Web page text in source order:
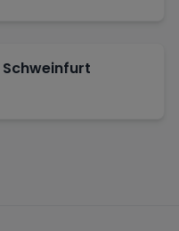
Schweinfurt